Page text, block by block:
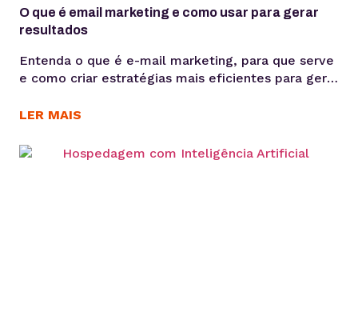
O que é email marketing e como usar para gerar
resultados
Entenda o que é e-mail marketing, para que serve
e como criar estratégias mais eficientes para gerar
exclusivamente de mídia paga ou algoritmos. Se a
dependência de mídia paga aumenta, construir um
LER MAIS